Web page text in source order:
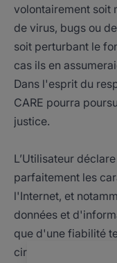
volontairement soit
de virus, bugs ou
soit perturbant le
cas ils en
Dans l'esprit du
CARE pourra
justice.
L’Utilisateur
parfaitement les
l'Internet, et
données et
que d'une fiabilité
circulant sur des